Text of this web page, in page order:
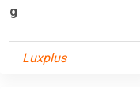
g
Luxplus